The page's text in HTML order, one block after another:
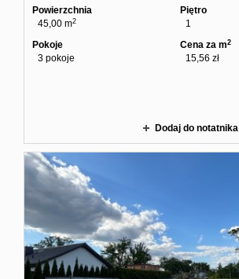
Powierzchnia
45,00 m2
Piętro
1
Pokoje
3 pokoje
Cena za m2
15,56 zł
Dodaj do notatnika